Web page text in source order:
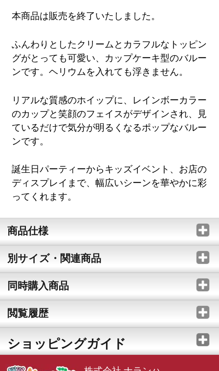
本商品は販売を終了いたしました。
ふんわりとしたクリームとカラフルなトッピン
グがとっても可愛い、カップケーキ型のバルー
ンです。ヘリウムを入れても浮きません。
リアルな質感のホイップに、レインボーカラー
のカップと笑顔のフェイスがデザインされ、見
ているだけで気分が明るくなるポップなバルー
ンです。
誕生日パーティーからキッズイベント、お店の
ディスプレイまで、幅広いシーンを華やかに彩
ってくれます。
商品仕様
別サイズ・関連商品
同時購入商品
閲覧履歴
ショッピングガイド